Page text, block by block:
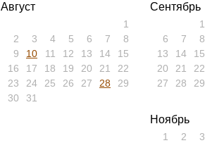
Август
1
2
3 4 5 6 7
8
9
10 11 12 13 14
15
16
17 18 19 20 21
22
23
24 25 26 27 28
29
30
31
Сентябрь
1
6
7 8
13
14 15
20
21 22
27
28 29
Ноябрь
1 2 3